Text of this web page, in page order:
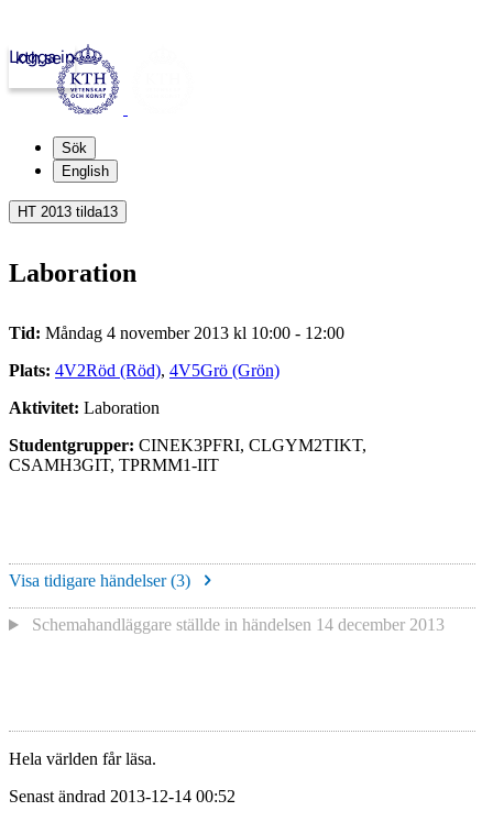
kth.se
Logga in
Sök
English
HT 2013 tilda13
Laboration
Tid: Måndag 4 november 2013 kl 10:00 - 12:00
Plats: 4V2Röd (Röd), 4V5Grö (Grön)
Aktivitet: Laboration
Studentgrupper: CINEK3PFRI, CLGYM2TIKT,
CSAMH3GIT, TPRMM1-IIT
Visa tidigare händelser (3)
Schemahandläggare ställde in händelsen 14 december 2013
Hela världen får läsa.
Senast ändrad 2013-12-14 00:52